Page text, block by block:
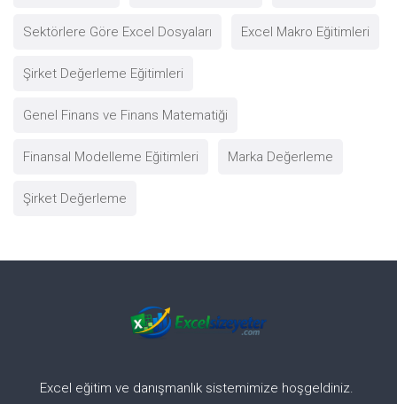
Sektörlere Göre Excel Dosyaları Excel Makro Eğitimleri
Şirket Değerleme Eğitimleri
Genel Finans ve Finans Matematiği
Finansal Modelleme Eğitimleri Marka Değerleme
Şirket Değerleme
Excel eğitim ve danışmanlık sistemimize hoşgeldiniz.